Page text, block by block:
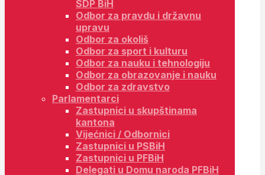
SDP BiH
Odbor za pravdu i državnu
upravu
Odbor za okoliš
Odbor za sport i kulturu
Odbor za nauku i tehnologiju
Odbor za obrazovanje i nauku
Odbor za zdravstvo
Parlamentarci
Zastupnici u skupštinama
kantona
Vijećnici / Odbornici
Zastupnici u PSBiH
Zastupnici u PFBiH
Delegati u Domu naroda PFBiH